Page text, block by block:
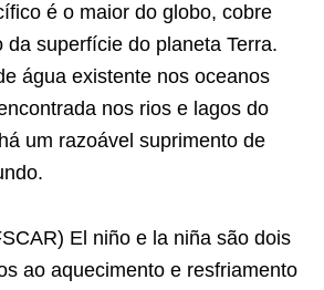
é o maior do globo, cobre
da superfície do planeta Terra.
água existente nos oceanos
nos rios e lagos do
um razoável suprimento de
El niño e la niña são dois
ao aquecimento e resfriamento